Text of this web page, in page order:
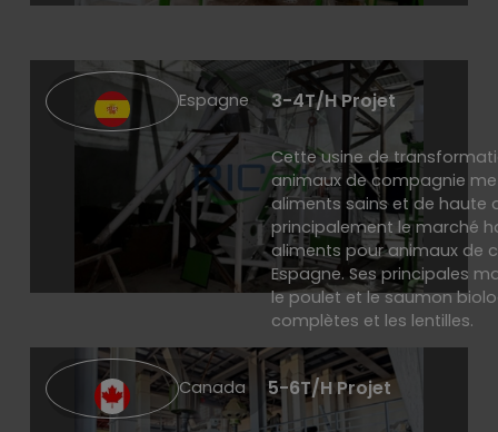
Espagne 3-4T/H Projet
Cette usine de
animaux de compagnie
aliments sains et de haute
principalement le marché
aliments pour animaux de
Espagne. Ses principales
le poulet et le saumon
complètes et les lentilles.
Canada 5-6T/H Projet